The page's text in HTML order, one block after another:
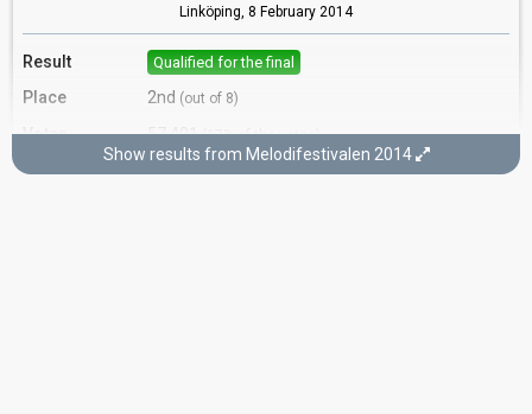
Linköping, 8 February 2014
Result Qualified for the final
Place 2nd (out of 8)
Votes 57,401(17% of the votes)
Running order 4
Show results from Melodifestivalen 2014